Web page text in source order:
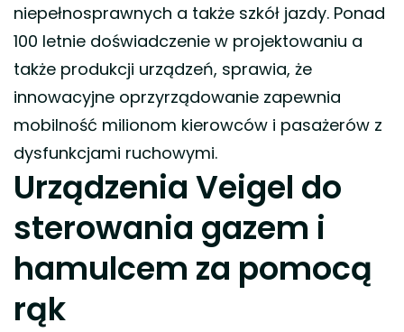
niepełnosprawnych a także szkół jazdy. Ponad
100 letnie doświadczenie w projektowaniu a
także produkcji urządzeń, sprawia, że
innowacyjne oprzyrządowanie zapewnia
mobilność milionom kierowców i pasażerów z
dysfunkcjami ruchowymi.
Urządzenia Veigel do
sterowania gazem i
hamulcem za pomocą
rąk